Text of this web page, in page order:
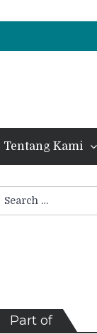
Tentang Kami
for:
Part of